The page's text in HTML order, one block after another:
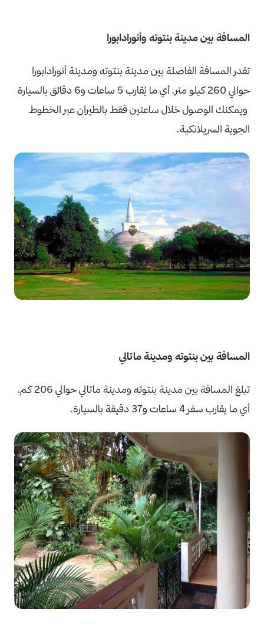
المسافة بين مدينة بنتوته وأنورادابورا
تقدر المسافة الفاصلة بين مدينة بنتوته ومدينة أنورادابورا
حوالي 260 كيلو متر، أي ما يُقارب 5 ساعات و6 دقائق بالسيارة
ويمكنك الوصول خلال ساعتين فقط بالطيران عبر الخطوط
الجوية السريلانكية.
المسافة بين بنتوته ومدينة ماتالي
تبلغ المسافة بين مدينة بنتوته ومدينة ماتالي حوالي 206 كم،
أي ما يقارب سفر 4 ساعات و37 دقيقة بالسيارة.